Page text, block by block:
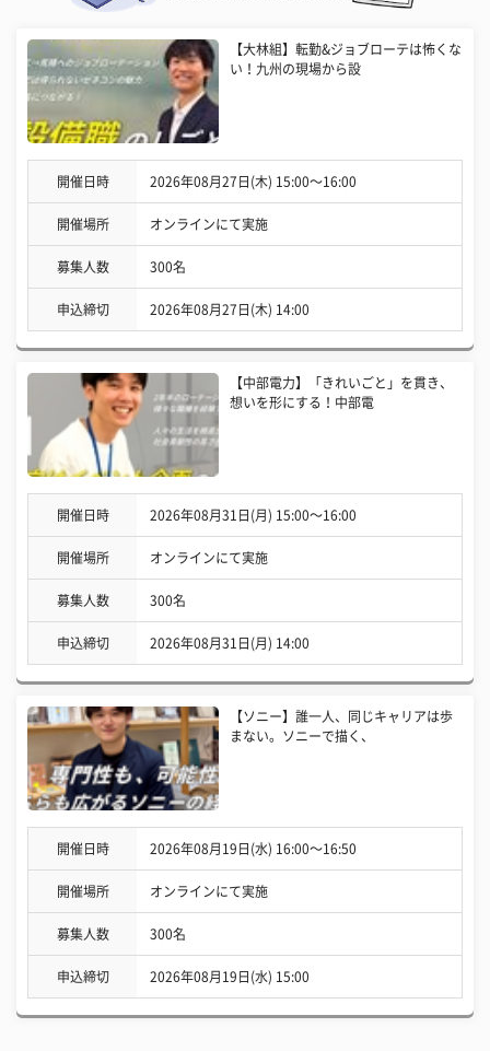
【大林組】転勤&ジョブローテは怖くな
い！九州の現場から設
開催日時 2026年08月27日(木) 15:00〜16:00
開催場所 オンラインにて実施
募集人数 300名
申込締切 2026年08月27日(木) 14:00
【中部電力】「きれいごと」を貫き、
想いを形にする！中部電
開催日時 2026年08月31日(月) 15:00〜16:00
開催場所 オンラインにて実施
募集人数 300名
申込締切 2026年08月31日(月) 14:00
【ソニー】誰一人、同じキャリアは歩
まない。ソニーで描く、
開催日時 2026年08月19日(水) 16:00〜16:50
開催場所 オンラインにて実施
募集人数 300名
申込締切 2026年08月19日(水) 15:00